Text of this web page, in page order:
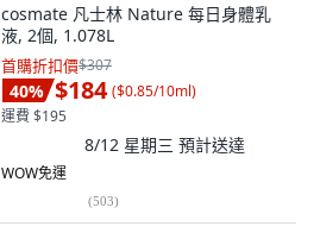
cosmate 凡士林 Nature 每日身體乳
液, 2個, 1.078L
首購折扣價$307
40% $184 ($0.85/10ml)
運費 $195
8/12 星期三 預計送達
WOW免運
(503)